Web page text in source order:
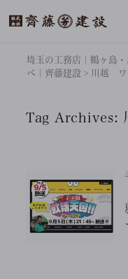
埼玉の工務店｜鶴ヶ島
ベ｜齊藤建設 > 川越 ワ
Tag Archives: